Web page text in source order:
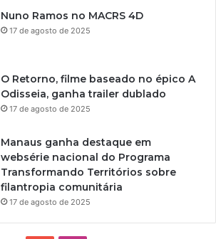
Nuno Ramos no MACRS 4D
17 de agosto de 2025
O Retorno, filme baseado no épico A
Odisseia, ganha trailer dublado
17 de agosto de 2025
Manaus ganha destaque em
websérie nacional do Programa
Transformando Territórios sobre
filantropia comunitária
17 de agosto de 2025